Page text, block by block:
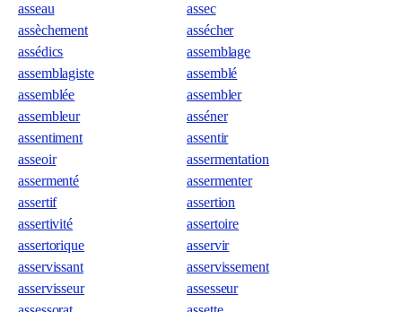
asseau
assec
assèchement
assécher
assédics
assemblage
assemblagiste
assemblé
assemblée
assembler
assembleur
asséner
assentiment
assentir
asseoir
assermentation
assermenté
assermenter
assertif
assertion
assertivité
assertoire
assertorique
asservir
asservissant
asservissement
asservisseur
assesseur